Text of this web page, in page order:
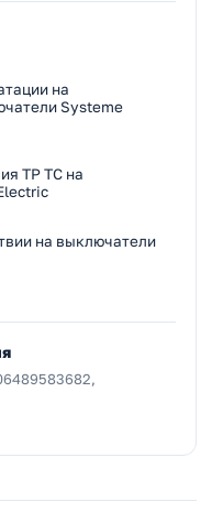
на
Systeme
ТР ТС на
на выключатели